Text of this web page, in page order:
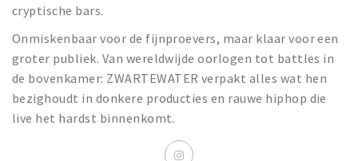
Inloggen
cryptische bars.
Onmiskenbaar voor de fijnproevers, maar klaar voor een
groter publiek. Van wereldwijde oorlogen tot battles in
de bovenkamer: ZWARTEWATER verpakt alles wat hen
bezighoudt in donkere producties en rauwe hiphop die
live het hardst binnenkomt.